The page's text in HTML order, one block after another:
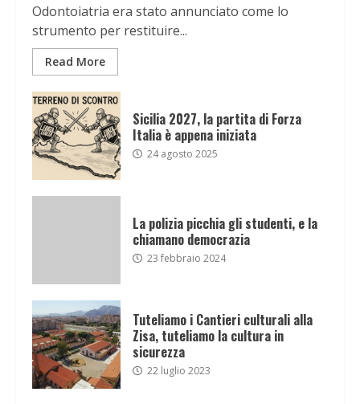
Odontoiatria era stato annunciato come lo
strumento per restituire...
Read More
Sicilia 2027, la partita di Forza
Italia è appena iniziata
24 agosto 2025
La polizia picchia gli studenti, e la
chiamano democrazia
23 febbraio 2024
Tuteliamo i Cantieri culturali alla
Zisa, tuteliamo la cultura in
sicurezza
22 luglio 2023